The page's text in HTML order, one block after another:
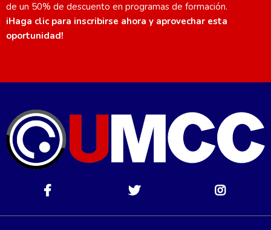
de un 50% de descuento en programas de formación.
iHaga clic para inscribirse ahora y aprovechar esta
oportunidad!